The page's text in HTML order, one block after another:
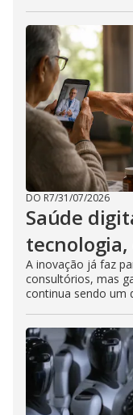
DO R7/31/07/2026
Saúde
tecnologia,
A inovação já faz
consultórios, mas
continua sendo um